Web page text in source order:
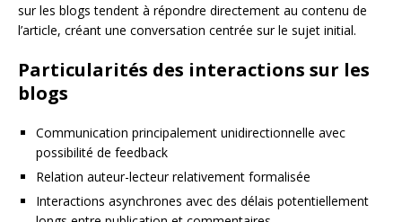
sur les blogs tendent à répondre directement au contenu de
l’article, créant une conversation centrée sur le sujet initial.
Particularités des interactions sur les
blogs
Communication principalement unidirectionnelle avec
possibilité de feedback
Relation auteur-lecteur relativement formalisée
Interactions asynchrones avec des délais potentiellement